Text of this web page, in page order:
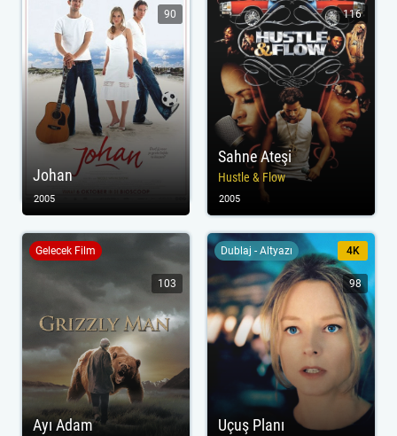
Johan
90
2005
Sahne Ateşi
Hustle & Flow
116
2005
Ayı Adam
Gelecek Film
103
Uçuş Planı
Dublaj - Altyazı 4K
98